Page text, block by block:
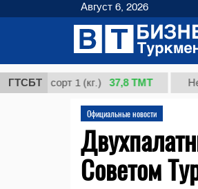
ГТСБТ
сорт 1 (кг.) 37,8 ТМТ
Официальные новости
Советом
Август 6, 2026